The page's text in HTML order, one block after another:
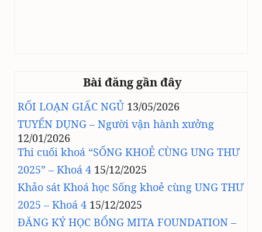
Bài đăng gần đây
RỐI LOẠN GIẤC NGỦ 13/05/2026
TUYỂN DỤNG – Người vận hành xưởng
12/01/2026
Thi cuối khoá “SỐNG KHOẺ CÙNG UNG THƯ
2025” – Khoá 4 15/12/2025
Khảo sát Khoá học Sống khoẻ cùng UNG THƯ
2025 – Khoá 4 15/12/2025
ĐĂNG KÝ HỌC BỔNG MITA FOUNDATION –